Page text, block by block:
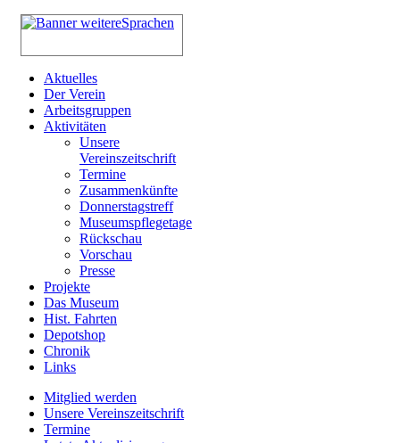
Aktuelles
Der Verein
Arbeitsgruppen
Aktivitäten
Unsere
Vereinszeitschrift
Termine
Zusammenkünfte
Donnerstagstreff
Museumspflegetage
Rückschau
Vorschau
Presse
Projekte
Das Museum
Hist. Fahrten
Depotshop
Chronik
Links
Mitglied werden
Unsere Vereinszeitschrift
Termine